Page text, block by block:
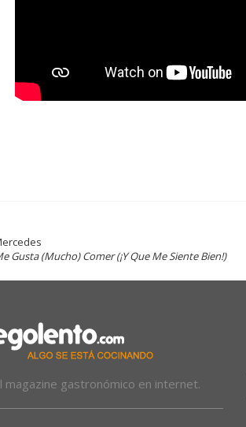
Gusta (Mucho) Comer (¡Y Que Me Siente Bien!)
magazine gastronómico en internet.